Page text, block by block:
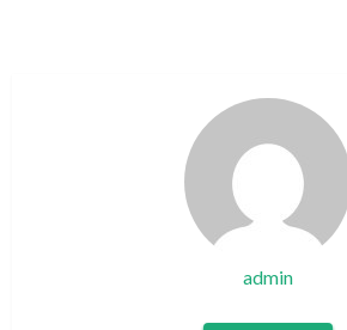
admin